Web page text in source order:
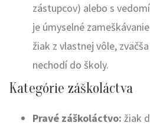
zástupcov) alebo s
je úmyselné
žiak z vlastnej vôle,
nechodí do školy.
Kategórie záškoláctva
Pravé záškoláctvo: žiak